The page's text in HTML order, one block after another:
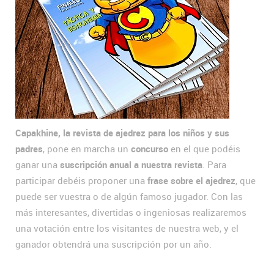
Capakhine, la revista de ajedrez para los niños y sus
padres, pone en marcha un concurso en el que podéis
ganar una suscripción anual a nuestra revista . Para
participar debéis proponer una frase sobre el ajedrez, que
puede ser vuestra o de algún famoso jugador. Con las
más interesantes, divertidas o ingeniosas realizaremos
una votación entre los visitantes de nuestra web, y el
ganador obtendrá una suscripción por un año.